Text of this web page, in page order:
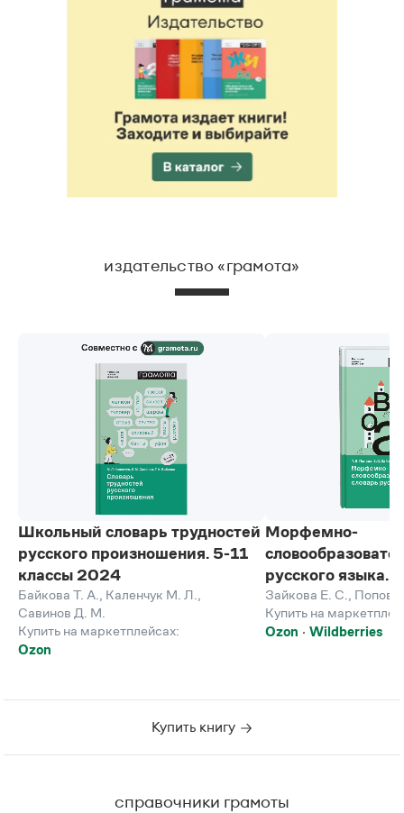
Учебник Грамоты
Учебники и справочники
издательство «грамота»
Школьный словарь трудностей
русского произношения. 5-11
классы 2024
Байкова Т. А. Каленчук М. Л.
Савинов Д. М.
Купить на маркетплейсах:
Ozon
Морфемно-
русского языка.
Зайкова Е. С.
Попова
Купить на
Ozon
Wildberries
Купить книгу
справочники грамоты